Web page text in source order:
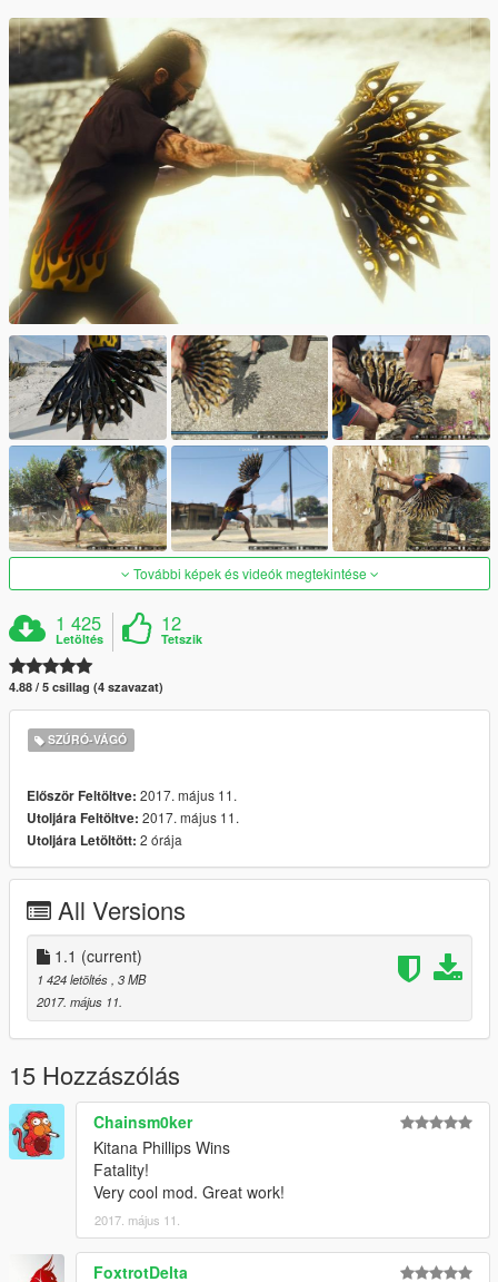
További képek és videók megtekintése
1 425
Letöltés
12
Tetszik
4.88 / 5 csillag (4 szavazat)
SZÚRÓ-VÁGÓ
Először Feltöltve: 2017. május 11.
Utoljára Feltöltve: 2017. május 11.
Utoljára Letöltött: 2 órája
All Versions
1.1 (current)
1 424 letöltés , 3 MB
2017. május 11.
15 Hozzászólás
Chainsm0ker
Kitana Phillips Wins
Fatality!
Very cool mod. Great work!
2017. május 11.
FoxtrotDelta